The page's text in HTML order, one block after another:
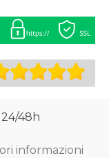
48h
informazioni